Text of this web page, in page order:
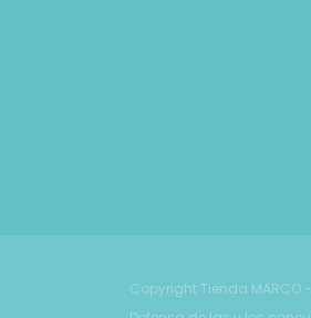
Copyright Tienda MARCO